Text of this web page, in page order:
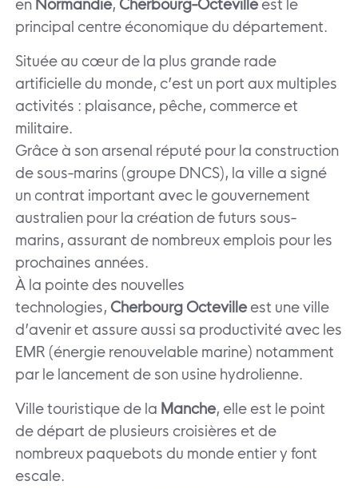
en Normandie, Cherbourg-Octevilleest le
principal centre économique du département.
Située au cœur de la plus grande rade
artificielle du monde, c’est un port aux multiples
activités : plaisance, pêche, commerce et
militaire.
Grâce à son arsenal réputé pour la construction
de sous-marins (groupe DNCS), la ville a signé
un contrat important avec le gouvernement
australien pour la création de futurs sous-
marins, assurant de nombreux emplois pour les
prochaines années.
À la pointe des nouvelles
technologies, Cherbourg Octevilleest une ville
d’avenir et assure aussi sa productivité avec les
EMR (énergie renouvelable marine) notamment
par le lancement de son usine hydrolienne.
Ville touristique de la Manche, elle est le point
de départ de plusieurs croisières et de
nombreux paquebots du monde entier y font
escale.